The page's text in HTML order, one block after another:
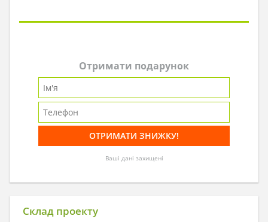
Отримати подарунок
Ваші дані захищені
Склад проекту